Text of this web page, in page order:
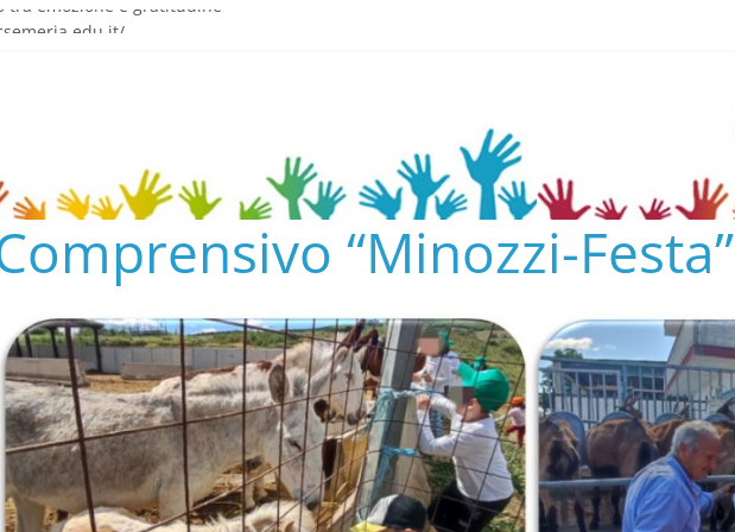
tra emozione e gratitudine
AL COLLEGIO E AL CONSIGLIO DI ISTITUTO 2024/25
“Minozzi-Festa”